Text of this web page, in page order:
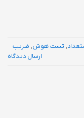
, تست هوش, ضریب
ارسال دیدگاه